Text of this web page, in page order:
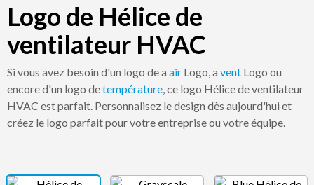
Logo de Hélice de
ventilateur HVAC
Si vous avez besoin d'un logo de a air Logo, a vent Logo ou
encore d'un logo detempérature, ce logo Hélice de ventilateur
HVAC est parfait. Personnalisez le design dès aujourd'hui et
créez le logo parfait pour votre entreprise ou votre équipe.